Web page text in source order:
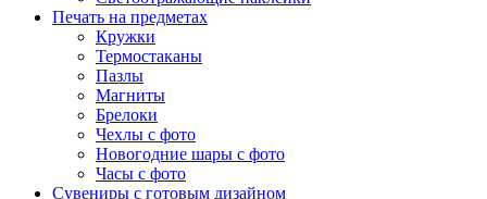
Печать на предметах
Кружки
Термостаканы
Пазлы
Магниты
Брелоки
Чехлы с фото
Новогодние шары с фото
Часы с фото
Сувениры с готовым дизайном